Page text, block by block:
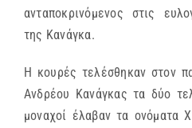
ανταποκρινόμενος στις
της Κανάγκα.
Η κουρές τελέσθηκαν στον
Ανδρέου Κανάγκας τα δύο
μοναχοί έλαβαν τα ονόματα